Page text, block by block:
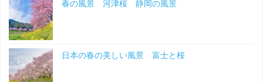
景"
春の風景 河津桜 静岡の風景
日本の春の美しい風景 富士と桜